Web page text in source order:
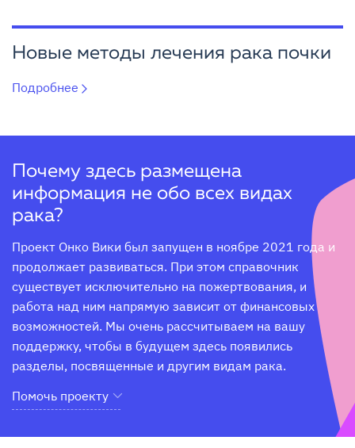
Новые методы лечения рака почки
Подробнее
Почему здесь размещена
информация не обо всех видах
рака?
Проект Онко Вики был запущен в ноябре 2021 года и
продолжает развиваться. При этом справочник
существует исключительно на пожертвования, и
работа над ним напрямую зависит от финансовых
возможностей. Мы очень рассчитываем на вашу
поддержку, чтобы в будущем здесь появились
разделы, посвященные и другим видам рака.
Помочь проекту